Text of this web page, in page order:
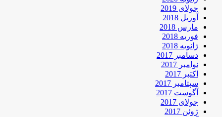
جولای 2019
آوریل 2018
مارس 2018
فوریه 2018
ژانویه 2018
دسامبر 2017
نوامبر 2017
اکتبر 2017
سپتامبر 2017
آگوست 2017
جولای 2017
ژوئن 2017